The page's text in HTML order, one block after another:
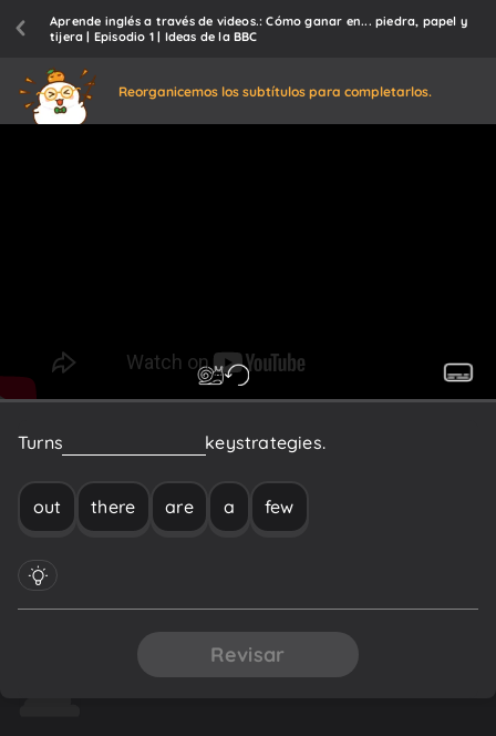
Aprende inglés a través de videos.: Cómo ganar en... piedra, papel y
tijera | Episodio 1 | Ideas de la BBC
Reorganicemos los subtítulos para completarlos.
Turns keystrategies.
out there are a few
Revisar